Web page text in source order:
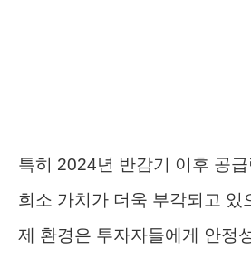
특히 2024년 반감기 이후 공
희소 가치가 더욱 부각되고 있
제 환경은 투자자들에게 안정